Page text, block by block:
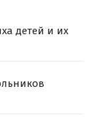
детей и их